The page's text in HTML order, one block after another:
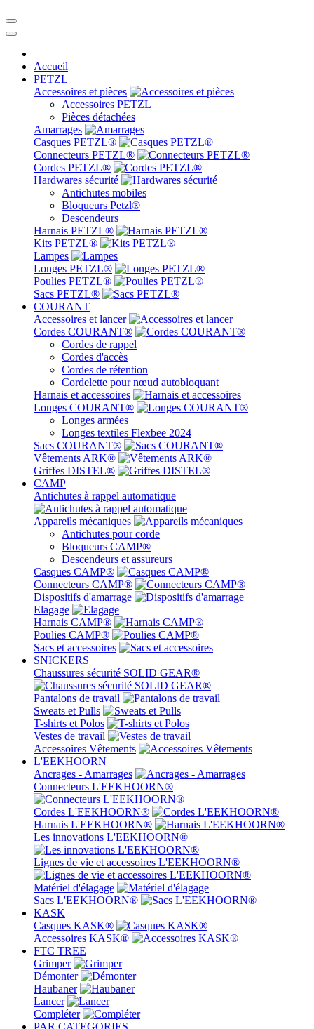
Accueil
PETZL
Accessoires et pièces
Accessoires PETZL
Pièces détachées
Amarrages
Casques PETZL®
Connecteurs PETZL®
Cordes PETZL®
Hardwares sécurité
Antichutes mobiles
Bloqueurs Petzl®
Descendeurs
Harnais PETZL®
Kits PETZL®
Lampes
Longes PETZL®
Poulies PETZL®
Sacs PETZL®
COURANT
Accessoires et lancer
Cordes COURANT®
Cordes de rappel
Cordes d'accès
Cordes de rétention
Cordelette pour nœud autobloquant
Harnais et accessoires
Longes COURANT®
Longes armées
Longes textiles Flexbee 2024
Sacs COURANT®
Vêtements ARK®
Griffes DISTEL®
CAMP
Antichutes à rappel automatique
Appareils mécaniques
Antichutes pour corde
Bloqueurs CAMP®
Descendeurs et assureurs
Casques CAMP®
Connecteurs CAMP®
Dispositifs d'amarrage
Elagage
Harnais CAMP®
Poulies CAMP®
Sacs et accessoires
SNICKERS
Chaussures sécurité SOLID GEAR®
Pantalons de travail
Sweats et Pulls
T-shirts et Polos
Vestes de travail
Accessoires Vêtements
L'EEKHOORN
Ancrages - Amarrages
Connecteurs L'EEKHOORN®
Cordes L'EEKHOORN®
Harnais L'EEKHOORN®
Les innovations L'EEKHOORN®
Lignes de vie et accessoires L'EEKHOORN®
Matériel d'élagage
Sacs L'EEKHOORN®
KASK
Casques KASK®
Accessoires KASK®
FTC TREE
Grimper
Démonter
Haubaner
Lancer
Compléter
PAR CATEGORIES